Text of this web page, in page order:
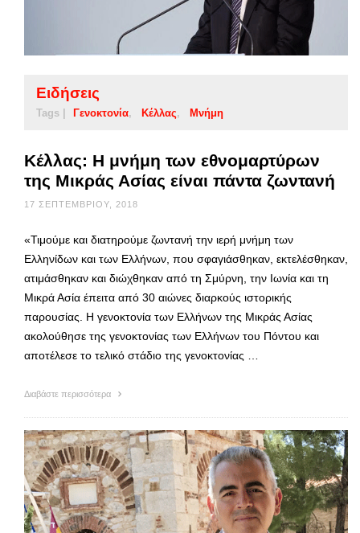
Ειδήσεις
Tags | Γενοκτονία Κέλλας Μνήμη
Κέλλας: Η μνήμη των εθνομαρτύρων
της Μικράς Ασίας είναι πάντα ζωντανή
17 ΣΕΠΤΕΜΒΡΊΟΥ, 2018
«Τιμούμε και διατηρούμε ζωντανή την ιερή μνήμη των
Ελληνίδων και των Ελλήνων, που σφαγιάσθηκαν, εκτελέσθηκαν,
ατιμάσθηκαν και διώχθηκαν από τη Σμύρνη, την Ιωνία και τη
Μικρά Ασία έπειτα από 30 αιώνες διαρκούς ιστορικής
παρουσίας. Η γενοκτονία των Ελλήνων της Μικράς Ασίας
ακολούθησε της γενοκτονίας των Ελλήνων του Πόντου και
αποτέλεσε το τελικό στάδιο της γενοκτονίας …
Διαβάστε περισσότερα